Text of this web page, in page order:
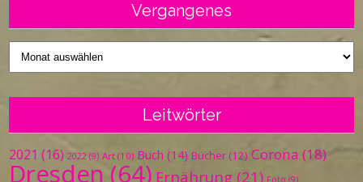
Vergangenes
Vergangenes
Leitwörter
2021 (16) 2022 (9) Art (10) Buch (14) Bücher (12) Corona (18)
Dresden (64) Ernährung (21) Foto (9)